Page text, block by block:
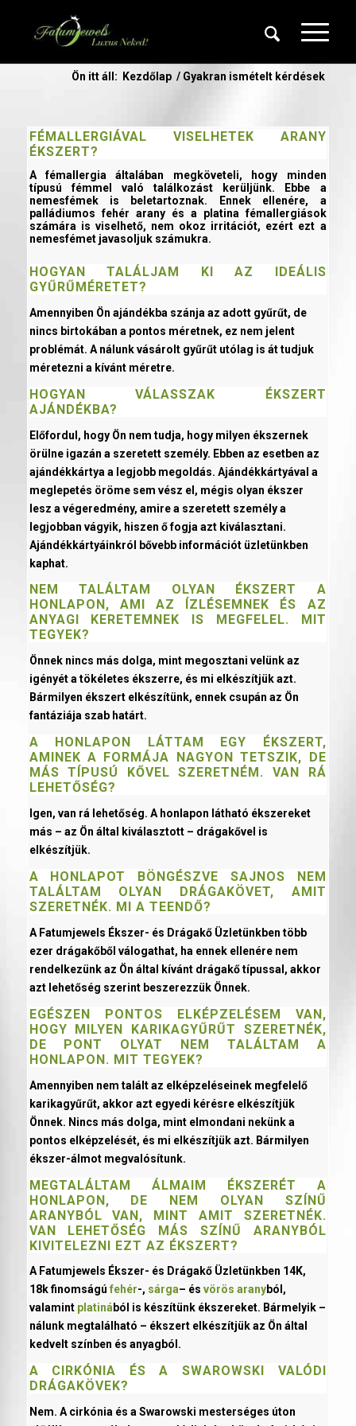
Ön itt áll: Kezdőlap / Gyakran ismételt kérdések
FÉMALLERGIÁVAL VISELHETEK ARANY
ÉKSZERT?
A fémallergia általában megköveteli, hogy minden
típusú fémmel való találkozást kerüljünk. Ebbe a
nemesfémek is beletartoznak. Ennek ellenére, a
palládiumos fehér arany és a platina fémallergiások
számára is viselhető, nem okoz irritációt, ezért ezt a
nemesfémet javasoljuk számukra.
HOGYAN TALÁLJAM KI AZ IDEÁLIS
GYŰRŰMÉRETET?
Amennyiben Ön ajándékba szánja az adott gyűrűt, de
nincs birtokában a pontos méretnek, ez nem jelent
problémát. A nálunk vásárolt gyűrűt utólag is át tudjuk
méretezni a kívánt méretre.
HOGYAN VÁLASSZAK ÉKSZERT
AJÁNDÉKBA?
Előfordul, hogy Ön nem tudja, hogy milyen ékszernek
örülne igazán a szeretett személy. Ebben az esetben az
ajándékkártya a legjobb megoldás. Ajándékkártyával a
meglepetés öröme sem vész el, mégis olyan ékszer
lesz a végeredmény, amire a szeretett személy a
legjobban vágyik, hiszen ő fogja azt kiválasztani.
Ajándékkártyáinkról bővebb információt üzletünkben
kaphat.
NEM TALÁLTAM OLYAN ÉKSZERT A
HONLAPON, AMI AZ ÍZLÉSEMNEK ÉS AZ
ANYAGI KERETEMNEK IS MEGFELEL. MIT
TEGYEK?
Önnek nincs más dolga, mint megosztani velünk az
igényét a tökéletes ékszerre, és mi elkészítjük azt.
Bármilyen ékszert elkészítünk, ennek csupán az Ön
fantáziája szab határt.
A HONLAPON LÁTTAM EGY ÉKSZERT,
AMINEK A FORMÁJA NAGYON TETSZIK, DE
MÁS TÍPUSÚ KŐVEL SZERETNÉM. VAN RÁ
LEHETŐSÉG?
Igen, van rá lehetőség. A honlapon látható ékszereket
más – az Ön által kiválasztott – drágakővel is
elkészítjük.
A HONLAPOT BÖNGÉSZVE SAJNOS NEM
TALÁLTAM OLYAN DRÁGAKÖVET, AMIT
SZERETNÉK. MI A TEENDŐ?
A Fatumjewels Ékszer- és Drágakő Üzletünkben több
ezer drágakőből válogathat, ha ennek ellenére nem
rendelkezünk az Ön által kívánt drágakő típussal, akkor
azt lehetőség szerint beszerezzük Önnek.
EGÉSZEN PONTOS ELKÉPZELÉSEM VAN,
HOGY MILYEN KARIKAGYŰRŰT SZERETNÉK,
DE PONT OLYAT NEM TALÁLTAM A
HONLAPON. MIT TEGYEK?
Amennyiben nem talált az elképzeléseinek megfelelő
karikagyűrűt, akkor azt egyedi kérésre elkészítjük
Önnek. Nincs más dolga, mint elmondani nekünk a
pontos elképzelését, és mi elkészítjük azt. Bármilyen
ékszer-álmot megvalósítunk.
MEGTALÁLTAM ÁLMAIM ÉKSZERÉT A
HONLAPON, DE NEM OLYAN SZÍNŰ
ARANYBÓL VAN, MINT AMIT SZERETNÉK.
VAN LEHETŐSÉG MÁS SZÍNŰ ARANYBÓL
KIVITELEZNI EZT AZ ÉKSZERT?
A Fatumjewels Ékszer- és Drágakő Üzletünkben 14K,
18k finomságú fehér-, sárga– és vörös aranyból,
valamint platinából is készítünk ékszereket. Bármelyik –
nálunk megtalálható – ékszert elkészítjük az Ön által
kedvelt színben és anyagból.
A CIRKÓNIA ÉS A SWAROWSKI VALÓDI
DRÁGAKÖVEK?
Nem. A cirkónia és a Swarowski mesterséges úton